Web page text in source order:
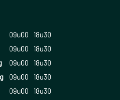
09u00
18u30
09u00
18u30
09u00
18u30
09u00
18u30
09u00
18u30